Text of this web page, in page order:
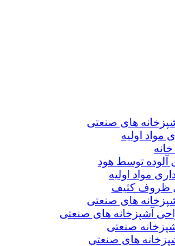
های صنعتی
مواد اولیه
آلوده توسط هود
مواد اولیه
ظروف کثیف
های صنعتی
آشپزخانه های صنعتی
صنعتی
های صنعتی